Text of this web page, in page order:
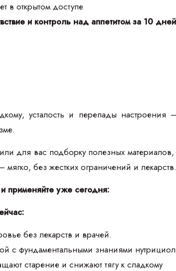
в открытом доступе
и контроль над аппетитом за 10 дней
усталость и перепады
для вас подборку полезных
мягко, без жестких ограничений и лекарств.
применяйте уже сегодня:
без лекарств и врачей.
с фундаментальными знаниями
старение и снижают тягу к сладкому